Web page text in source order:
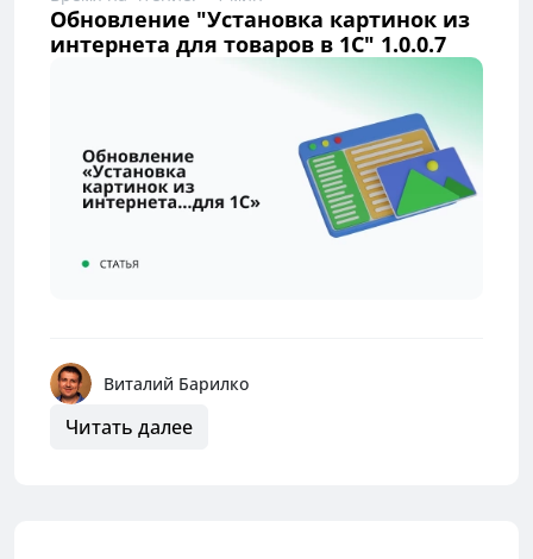
Обновление "Установка картинок из
интернета для товаров в 1С" 1.0.0.7
Виталий Барилко
Читать далее